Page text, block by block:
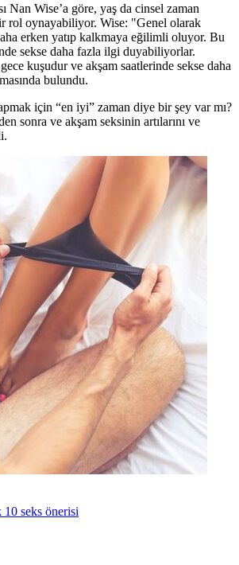
Nan Wise’a göre, yaş da cinsel zaman
rol oynayabiliyor. Wise: "Genel olarak
erken yatıp kalkmaya eğilimli oluyor. Bu
sekse daha fazla ilgi duyabiliyorlar.
kuşudur ve akşam saatlerinde sekse daha
bulundu.
için “en iyi” zaman diye bir şey var mı?
sonra ve akşam seksinin artılarını ve
seks önerisi